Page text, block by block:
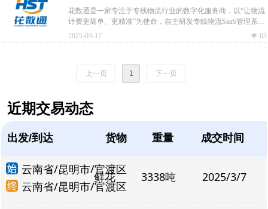
花数通是一家专注于专线物流行业的数字化服务商，以“让物流
计费更简单、更精准”为使命，自主研发专线物流SaaS管理系
统，通过智能化计费规则配置、全流程数据协同与精细化运营
工具，助力物流企业降本增效，实现业务数字化升级。
넶 63
2025-03-17
上一页 1 下一页
出发/到达 货物 重量 成交时间
云南省/昆明市/官渡区
鲜花 3338吨 2025/3/7
云南省/昆明市/官渡区
近期交易动态